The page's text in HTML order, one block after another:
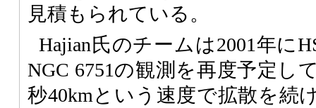
見積もられている。
Hajian氏のチームは2001年に
NGC 6751の観測を再度予定し
秒40kmという速度で拡散を続